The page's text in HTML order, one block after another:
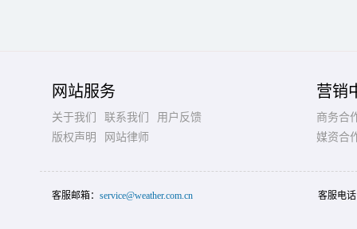
网站服务
关于我们 联系我们
用户反馈
版权声明
网站律师
营销
商务合
媒资合
客服邮箱： service@weather.com.cn 客服电